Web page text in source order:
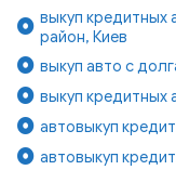
выкуп
район, Киев
выкуп авто с
выкуп кредитных
автовыкуп
автовыкуп